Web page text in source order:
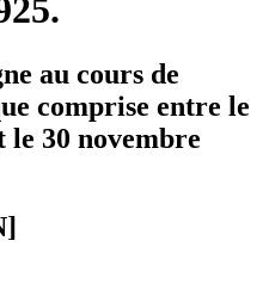
au cours de
comprise entre le
le 30 novembre